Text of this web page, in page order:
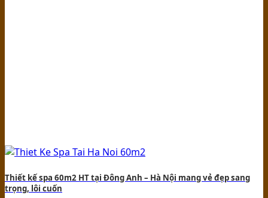
Thiết kế spa 60m2 HT tại Đông Anh – Hà Nội mang vẻ đẹp sang
trọng, lôi cuốn